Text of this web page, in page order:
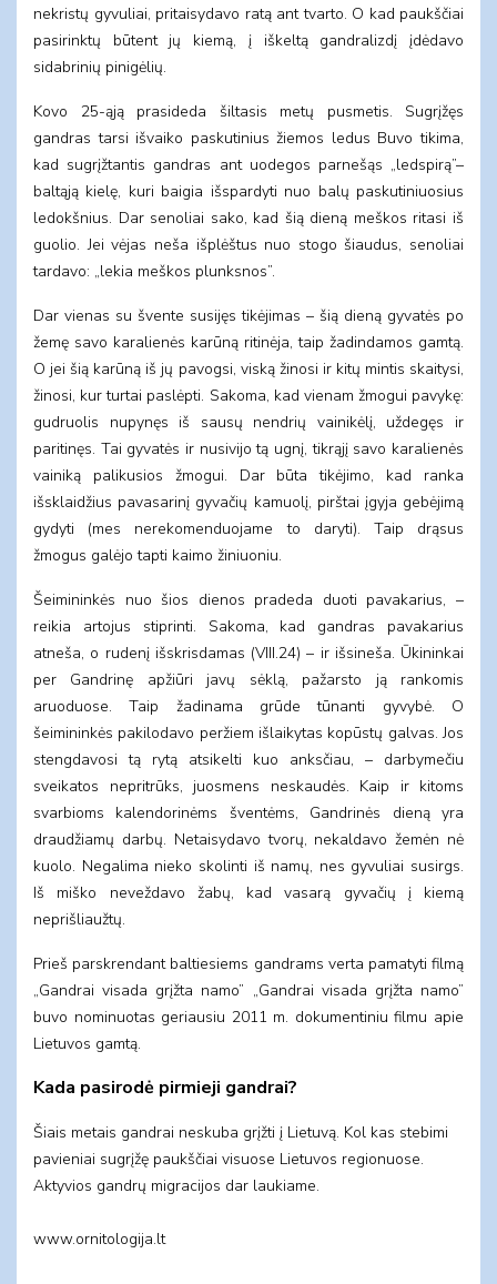
nekristų gyvuliai, pritaisydavo ratą ant tvarto. O kad paukščiai
pasirinktų būtent jų kiemą, į iškeltą gandralizdį įdėdavo
sidabrinių pinigėlių.
Kovo 25-ąją prasideda šiltasis metų pusmetis. Sugrįžęs
gandras tarsi išvaiko paskutinius žiemos ledus Buvo tikima,
kad sugrįžtantis gandras ant uodegos parnešąs „ledspirą”–
baltąją kielę, kuri baigia išspardyti nuo balų paskutiniuosius
ledokšnius. Dar senoliai sako, kad šią dieną meškos ritasi iš
guolio. Jei vėjas neša išplėštus nuo stogo šiaudus, senoliai
tardavo: „lekia meškos plunksnos”.
Dar vienas su švente susijęs tikėjimas – šią dieną gyvatės po
žemę savo karalienės karūną ritinėja, taip žadindamos gamtą.
O jei šią karūną iš jų pavogsi, viską žinosi ir kitų mintis skaitysi,
žinosi, kur turtai paslėpti. Sakoma, kad vienam žmogui pavykę:
gudruolis nupynęs iš sausų nendrių vainikėlį, uždegęs ir
paritinęs. Tai gyvatės ir nusivijo tą ugnį, tikrąjį savo karalienės
vainiką palikusios žmogui. Dar būta tikėjimo, kad ranka
išsklaidžius pavasarinį gyvačių kamuolį, pirštai įgyja gebėjimą
gydyti (mes nerekomenduojame to daryti). Taip drąsus
žmogus galėjo tapti kaimo žiniuoniu.
Šeimininkės nuo šios dienos pradeda duoti pavakarius, –
reikia artojus stiprinti. Sakoma, kad gandras pavakarius
atneša, o rudenį išskrisdamas (VIII.24) – ir išsineša. Ūkininkai
per Gandrinę apžiūri javų sėklą, pažarsto ją rankomis
aruoduose. Taip žadinama grūde tūnanti gyvybė. O
šeimininkės pakilodavo peržiem išlaikytas kopūstų galvas. Jos
stengdavosi tą rytą atsikelti kuo anksčiau, – darbymečiu
sveikatos nepritrūks, juosmens neskaudės. Kaip ir kitoms
svarbioms kalendorinėms šventėms, Gandrinės dieną yra
draudžiamų darbų. Netaisydavo tvorų, nekaldavo žemėn nė
kuolo. Negalima nieko skolinti iš namų, nes gyvuliai susirgs.
Iš miško neveždavo žabų, kad vasarą gyvačių į kiemą
neprišliaužtų.
Prieš parskrendant baltiesiems gandrams verta pamatyti filmą
„Gandrai visada grįžta namo” „Gandrai visada grįžta namo”
buvo nominuotas geriausiu 2011 m. dokumentiniu filmu apie
Lietuvos gamtą.
Kada pasirodė pirmieji gandrai?
Šiais metais gandrai neskuba grįžti į Lietuvą. Kol kas stebimi
pavieniai sugrįžę paukščiai visuose Lietuvos regionuose.
Aktyvios gandrų migracijos dar laukiame.
www.ornitologija.lt